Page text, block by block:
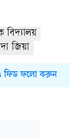
বিদ্যালয়
জিয়া
ফিড ফলো করুন